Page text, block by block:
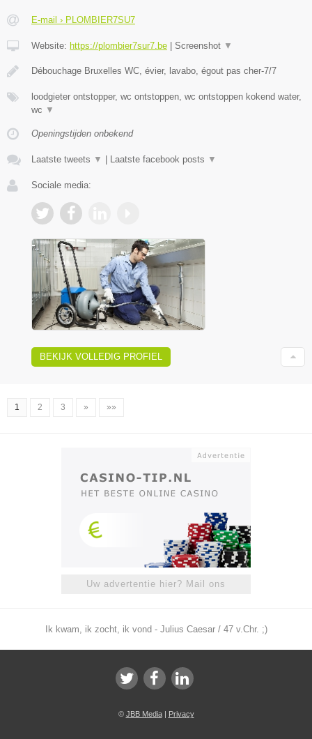
E-mail › PLOMBIER7SU7
Website: https://plombier7sur7.be Screenshot ▼
Débouchage Bruxelles WC, évier, lavabo, égout pas cher-7/7
loodgieter ontstopper, wc ontstoppen, wc ontstoppen kokend water,
wc ▼
Openingstijden onbekend
Laatste tweets ▼ Laatste facebook posts ▼
Sociale media:
BEKIJK VOLLEDIG PROFIEL
1 2 3 » »»
Uw advertentie hier? Mail ons
Ik kwam, ik zocht, ik vond - Julius Caesar / 47 v.Chr. ;)
© JBB Media| Privacy